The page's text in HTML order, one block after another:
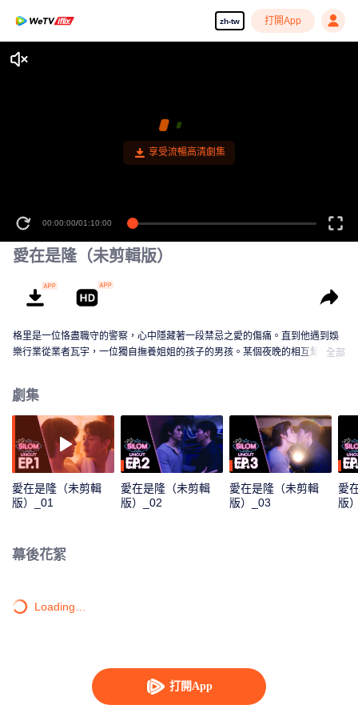
zh-tw 打開App
打開App
享受流暢高清劇集
00:00:00/01:10:00
愛在是隆（未剪輯版）
格里是一位恪盡職守的警察，心中隱藏著一段禁忌之愛的傷痛。直到他遇到娛
樂行業從業者瓦宇，一位獨自撫養姐姐的孩子的男孩。某個夜晚的相互幫助，
全部
劇集
愛在是隆（未剪輯
版）_01
VIP
愛在是隆（未剪輯
版）_02
VIP
愛在是隆（未剪輯
版）_03
VIP
愛
版
幕後花絮
Loading…